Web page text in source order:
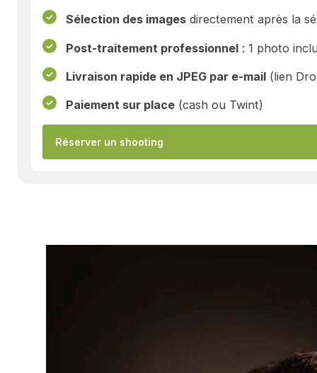
Sélection des imagesdirectement après la
Post-traitement professionnel: 1 photo
Livraison rapide en JPEG par e-mail(lien
Paiement sur place(cash ou Twint)
Réserver un shooting